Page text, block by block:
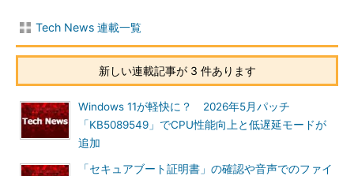
Tech News 連載一覧
新しい連載記事が 3 件あります
Windows 11が軽快に？ 2026年5月パッチ
「KB5089549」でCPU性能向上と低遅延モードが
追加
「セキュアブート証明書」の確認や音声でのファイ